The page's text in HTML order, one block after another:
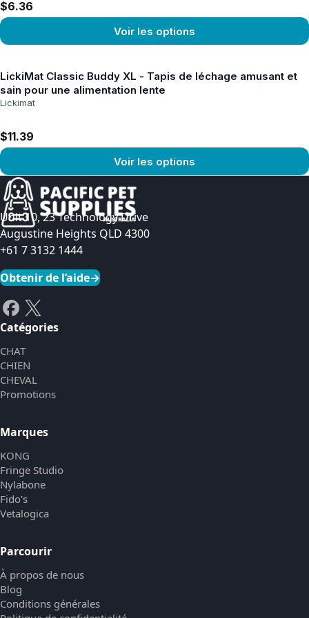
$6.36
Voir les options
LickiMat Classic Buddy XL - Tapis de léchage amusant et
sain pour une alimentation lente
Lickimat
$11.39
Voir les options
Voir le produit
Unit 10, 23 Technology Drive
Augustine Heights QLD 4300
+61 7 3132 1444
Obtenir de l’aide→
Catégories
CHAT
CHIEN
CHEVAL
Promotions
Marques
KONG
Fringe Studio
Nylabone
Fido's
Vetalogica
Parcourir
À propos de nous
Blog
Conditions générales